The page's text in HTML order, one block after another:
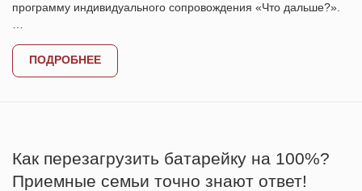
программу индивидуального сопровождения «Что дальше?».
ПОДРОБНЕЕ
Как перезагрузить батарейку на 100%?
Приемные семьи точно знают ответ!